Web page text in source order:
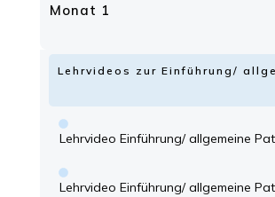
Monat 1
Lehrvideos zur Einführung/
Lehrvideo Einführung/ allgemeine
Lehrvideo Einführung/ allgemeine